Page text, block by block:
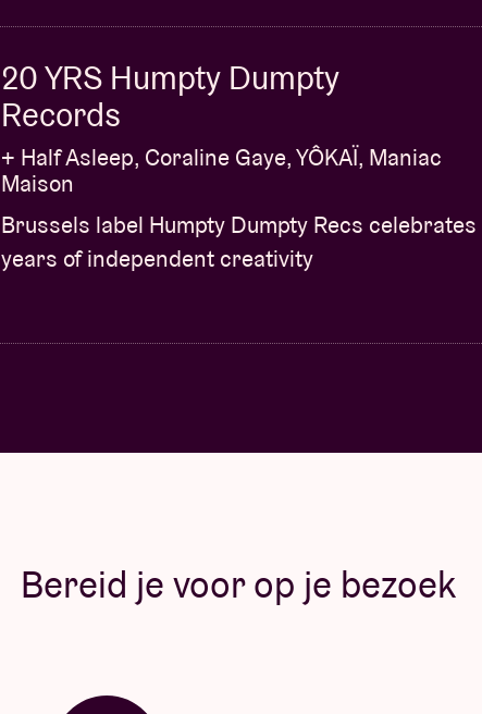
20 YRS Humpty Dumpty
Records
+ Half Asleep, Coraline Gaye, YÔKAÏ, Maniac
Maison
Brussels label Humpty Dumpty Recs celebrates
years of independent creativity
Bereid je voor op je bezoek